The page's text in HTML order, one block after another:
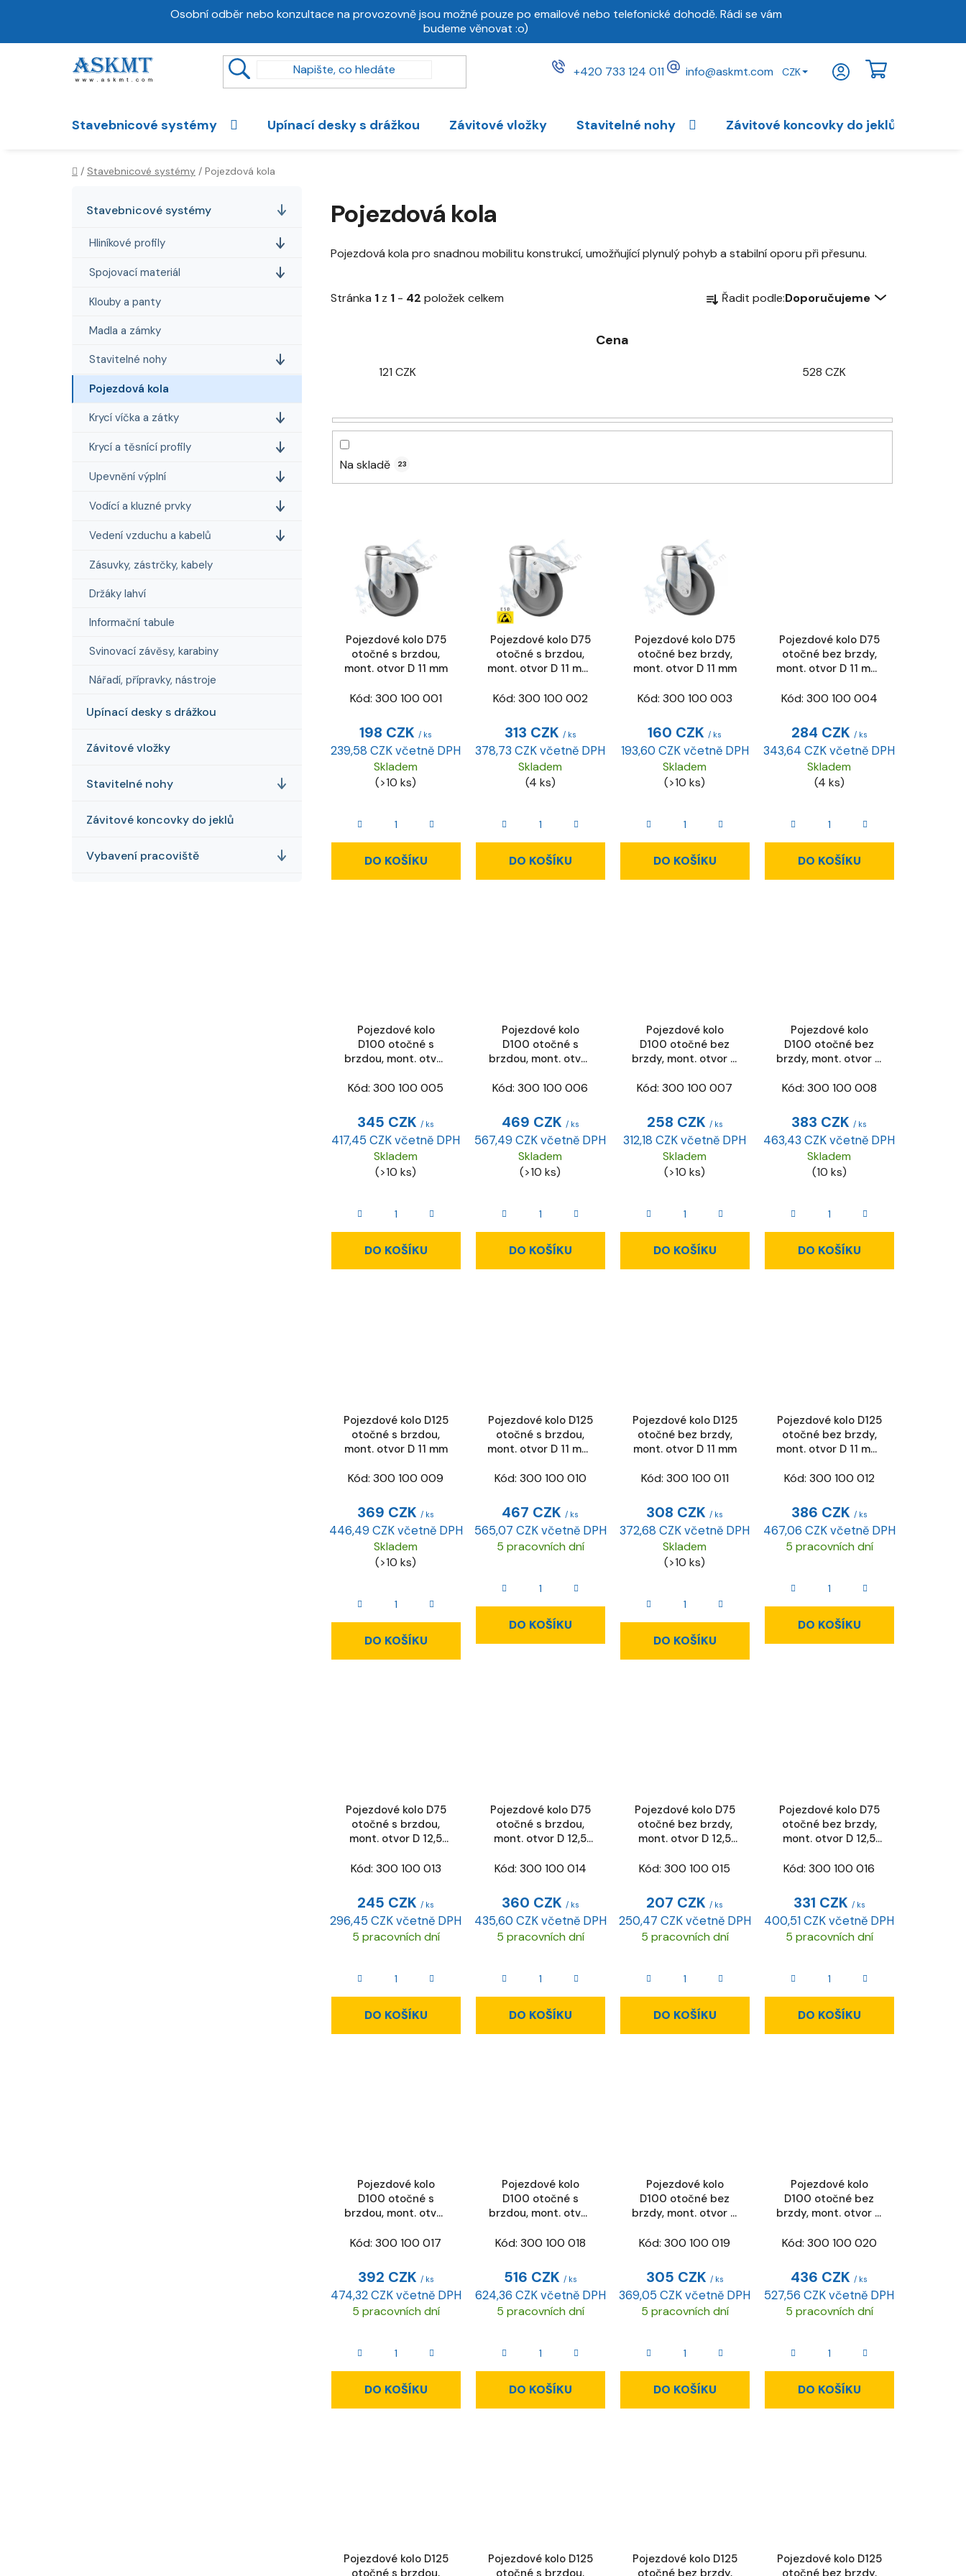
Osobní odběr nebo konzultace na provozovně jsou možné pouze po emailové nebo telefonické dohodě. Rádi se vám
budeme věnovat :o)
+420 733 124 011 info@askmt.com CZK
KOŠÍK
Stavebnicové systémy Upínací desky s drážkou Závitové vložky Stavitelné nohy Závitové koncovky do jeklů
Domů
/ Stavebnicové systémy / Pojezdová kola
a
n
kategorie
Stavebnicové systémy
Hliníkové profily
Spojovací materiál
Klouby a panty
Madla a zámky
Stavitelné nohy
Pojezdová kola
Krycí víčka a zátky
Krycí a těsnící profily
Upevnění výplní
Vodící a kluzné prvky
Vedení vzduchu a kabelů
Zásuvky, zástrčky, kabely
Držáky lahví
Informační tabule
Svinovací závěsy, karabiny
Nářadí, přípravky, nástroje
Upínací desky s drážkou
Závitové vložky
Stavitelné nohy
Závitové koncovky do jeklů
Vybavení pracoviště
Pojezdová kola
Pojezdová kola pro snadnou mobilitu konstrukcí, umožňující plynulý pohyb a stabilní oporu při přesunu.
Stránka 1 z 1 - 42 položek celkem
a
r
o
Řadit podle:Doporučujeme
Cena
121 CZK 528 CZK
Na skladě 23
ů
Pojezdové kolo D75
otočné s brzdou,
mont. otvor D 11 mm
Kód: 300 100 001
198 CZK / ks
239,58 CZK včetně DPH
Skladem
(>10 ks)
DO KOŠÍKU
Pojezdové kolo D75
otočné s brzdou,
mont. otvor D 11 mm,
Kód: 300 100 002
313 CZK / ks
378,73 CZK včetně DPH
Skladem
(4 ks)
DO KOŠÍKU
Pojezdové kolo D75
otočné bez brzdy,
mont. otvor D 11 mm
Kód: 300 100 003
160 CZK / ks
193,60 CZK včetně DPH
Skladem
(>10 ks)
DO KOŠÍKU
Pojezdové kolo D75
otočné bez brzdy,
mont. otvor D 11 mm,
Kód: 300 100 004
284 CZK / ks
343,64 CZK včetně DPH
Skladem
(4 ks)
DO KOŠÍKU
Pojezdové kolo
D100 otočné s
brzdou, mont. otvor
Kód: 300 100 005
345 CZK / ks
417,45 CZK včetně DPH
Skladem
(>10 ks)
DO KOŠÍKU
Pojezdové kolo
D100 otočné s
brzdou, mont. otvor
Kód: 300 100 006
469 CZK / ks
567,49 CZK včetně DPH
Skladem
(>10 ks)
DO KOŠÍKU
Pojezdové kolo
D100 otočné bez
brzdy, mont. otvor D
Kód: 300 100 007
258 CZK / ks
312,18 CZK včetně DPH
Skladem
(>10 ks)
DO KOŠÍKU
Pojezdové kolo
D100 otočné bez
brzdy, mont. otvor D
Kód: 300 100 008
383 CZK / ks
463,43 CZK včetně DPH
Skladem
(10 ks)
DO KOŠÍKU
Pojezdové kolo D125
otočné s brzdou,
mont. otvor D 11 mm
Kód: 300 100 009
369 CZK / ks
446,49 CZK včetně DPH
Skladem
(>10 ks)
DO KOŠÍKU
Pojezdové kolo D125
otočné s brzdou,
mont. otvor D 11 mm,
Kód: 300 100 010
467 CZK / ks
565,07 CZK včetně DPH
5 pracovních dní
DO KOŠÍKU
Pojezdové kolo D125
otočné bez brzdy,
mont. otvor D 11 mm
Kód: 300 100 011
308 CZK / ks
372,68 CZK včetně DPH
Skladem
(>10 ks)
DO KOŠÍKU
Pojezdové kolo D125
otočné bez brzdy,
mont. otvor D 11 mm,
Kód: 300 100 012
386 CZK / ks
467,06 CZK včetně DPH
5 pracovních dní
DO KOŠÍKU
Pojezdové kolo D75
otočné s brzdou,
mont. otvor D 12,5
Kód: 300 100 013
245 CZK / ks
296,45 CZK včetně DPH
5 pracovních dní
DO KOŠÍKU
Pojezdové kolo D75
otočné s brzdou,
mont. otvor D 12,5
Kód: 300 100 014
360 CZK / ks
435,60 CZK včetně DPH
5 pracovních dní
DO KOŠÍKU
Pojezdové kolo D75
otočné bez brzdy,
mont. otvor D 12,5
Kód: 300 100 015
207 CZK / ks
250,47 CZK včetně DPH
5 pracovních dní
DO KOŠÍKU
Pojezdové kolo D75
otočné bez brzdy,
mont. otvor D 12,5
Kód: 300 100 016
331 CZK / ks
400,51 CZK včetně DPH
5 pracovních dní
DO KOŠÍKU
Pojezdové kolo
D100 otočné s
brzdou, mont. otvor
Kód: 300 100 017
392 CZK / ks
474,32 CZK včetně DPH
5 pracovních dní
DO KOŠÍKU
Pojezdové kolo
D100 otočné s
brzdou, mont. otvor
Kód: 300 100 018
516 CZK / ks
624,36 CZK včetně DPH
5 pracovních dní
DO KOŠÍKU
Pojezdové kolo
D100 otočné bez
brzdy, mont. otvor D
Kód: 300 100 019
305 CZK / ks
369,05 CZK včetně DPH
5 pracovních dní
DO KOŠÍKU
Pojezdové kolo
D100 otočné bez
brzdy, mont. otvor D
Kód: 300 100 020
436 CZK / ks
527,56 CZK včetně DPH
5 pracovních dní
DO KOŠÍKU
Pojezdové kolo D125
otočné s brzdou,
Pojezdové kolo D125
otočné s brzdou,
Pojezdové kolo D125
otočné bez brzdy,
Pojezdové kolo D125
otočné bez brzdy,